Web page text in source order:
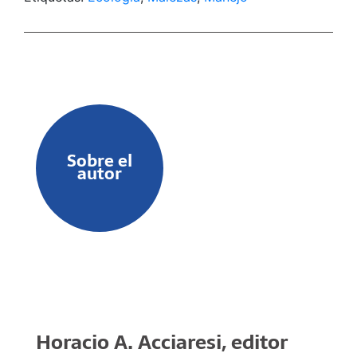
toda persona interesada en el conocimiento de
de ellos abarca todos los aspectos relacionados
con la ecología de las malezas y su manejo en
agroecosistemas. Los mismos incluyen desde
aspectos más generales relacionados con la
biología y la dinámica de poblaciones
vegetales hasta más particulares, como es el
manejo de malezas en cultivos extensivos e
intensivos, la prevención de invasiones, el uso
de modelos en la dinámica espacio-temporal
Sobre el
autor
Horacio A. Acciaresi, editor